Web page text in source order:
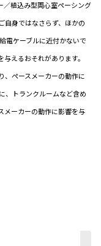
植込み型両心室ペーシング
自身ではなさらず、ほかの
電ケーブルに近付かないで
えるおそれがあります。
ペースメーカーの動作に
、トランクルームなど含め
メーカーの動作に影響を与